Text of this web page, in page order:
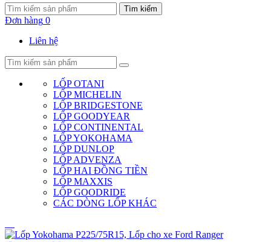
Tìm kiếm
Đơn hàng 0
Liên hệ
LỐP OTANI
LỐP MICHELIN
LỐP BRIDGESTONE
LỐP GOODYEAR
LỐP CONTINENTAL
LỐP YOKOHAMA
LỐP DUNLOP
LỐP ADVENZA
LỐP HAI ĐỒNG TIỀN
LỐP MAXXIS
LỐP GOODRIDE
CÁC DÒNG LỐP KHÁC